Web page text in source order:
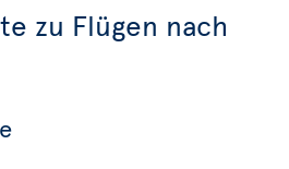
zu Flügen nach